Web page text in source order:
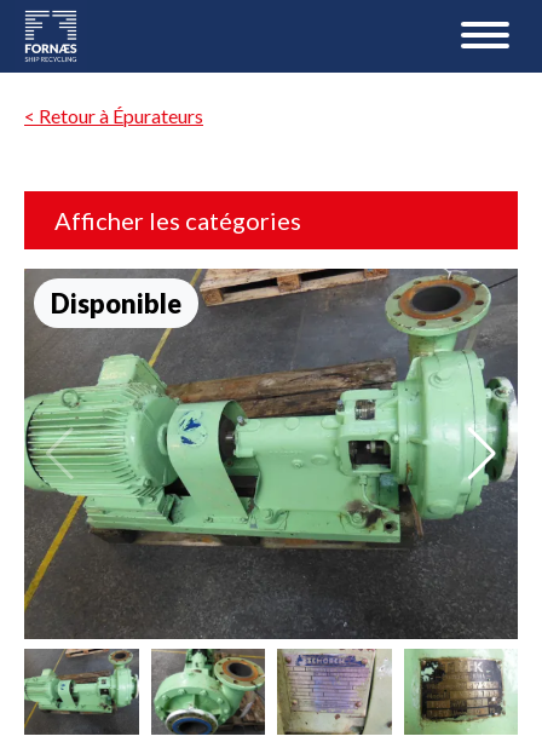
< Retour à Épurateurs
Afficher les catégories
Disponible